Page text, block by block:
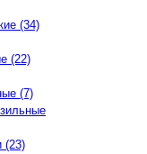
(34)
(22)
(7)
(23)